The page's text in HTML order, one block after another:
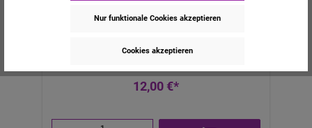
Inhalt:10 ml(1.200,00 €* / 1000 ml)
12,00 €*
Nur funktionale Cookies akzeptieren
Cookies akzeptieren